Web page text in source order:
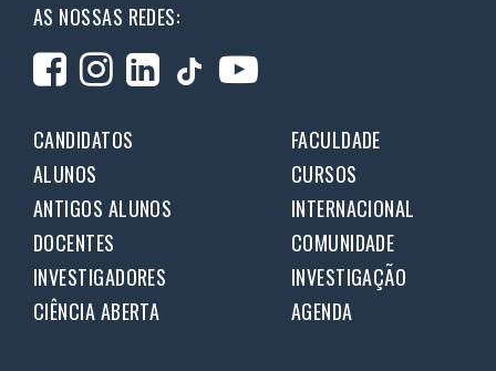
AS NOSSAS REDES:
CANDIDATOS
FACULDADE
ALUNOS
CURSOS
ANTIGOS ALUNOS
INTERNACIONAL
DOCENTES
COMUNIDADE
INVESTIGADORES
INVESTIGAÇÃO
CIÊNCIA ABERTA
AGENDA